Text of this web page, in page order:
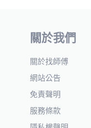
關於我們
關於找師傅
網站公告
免責聲明
服務條款